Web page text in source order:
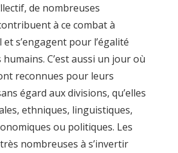
de nombreuses
à ce combat à
s’engagent pour l’égalité
C’est aussi un jour où
reconnues pour leurs
égard aux divisions, qu’elles
ethniques, linguistiques,
ou politiques. Les
nombreuses à s’invertir